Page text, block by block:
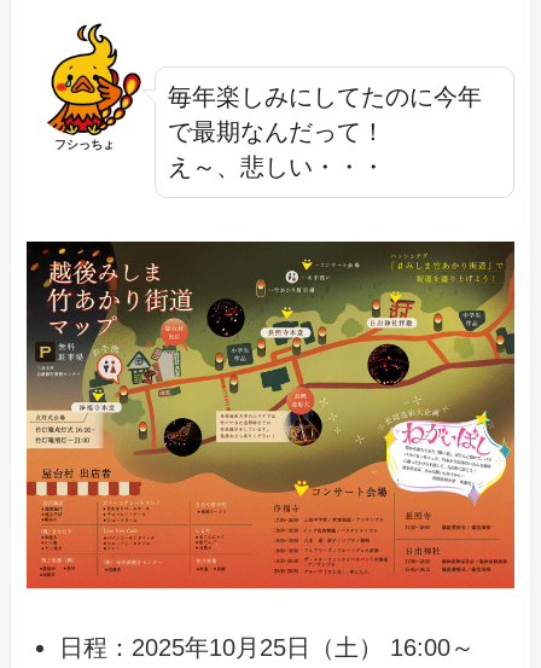
フシっちょ
毎年楽しみにしてたのに今年
で最期なんだって！
え～、悲しい・・・
日程：2025年10月25日（土） 16:00～